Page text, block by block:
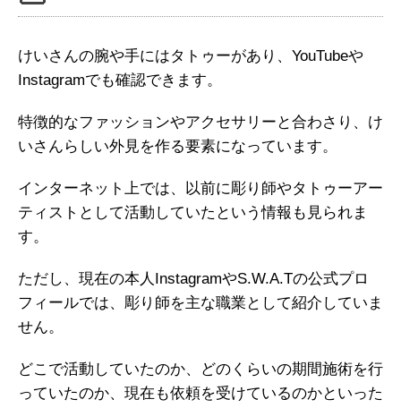
けいさんの腕や手にはタトゥーがあり、YouTubeや
Instagramでも確認できます。
特徴的なファッションやアクセサリーと合わさり、け
いさんらしい外見を作る要素になっています。
インターネット上では、以前に彫り師やタトゥーアー
ティストとして活動していたという情報も見られま
す。
ただし、現在の本人InstagramやS.W.A.Tの公式プロ
フィールでは、彫り師を主な職業として紹介していま
せん。
どこで活動していたのか、どのくらいの期間施術を行
っていたのか、現在も依頼を受けているのかといった